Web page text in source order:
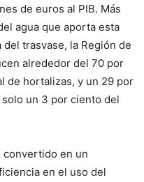
de euros al PIB. Más
agua que aporta esta
trasvase, la Región de
alrededor del 70 por
de hortalizas, y un 29 por
un 3 por ciento del
convertido en un
en el uso del